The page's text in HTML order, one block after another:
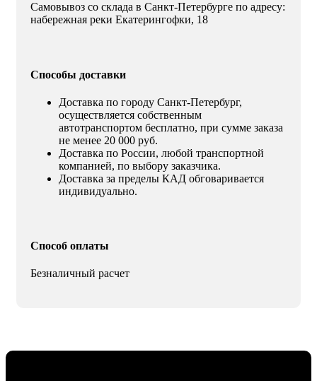
Самовывоз со склада в Санкт-Петербурге по адресу:
набережная реки Екатерингофки, 18
Способы доставки
Доставка по городу Санкт-Петербург,
осуществляется собственным
автотранспортом бесплатно, при сумме заказа
не менее 20 000 руб.
Доставка по России, любой транспортной
компанией, по выбору заказчика.
Доставка за пределы КАД обговаривается
индивидуально.
Способ оплаты
Безналичный расчет